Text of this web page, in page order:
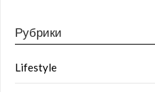
Рубрики
Lifestyle